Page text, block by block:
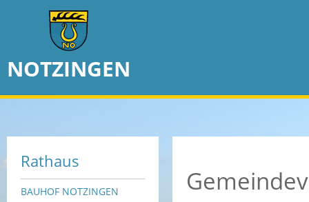
NOTZINGEN
Rathaus
BAUHOF NOTZINGEN